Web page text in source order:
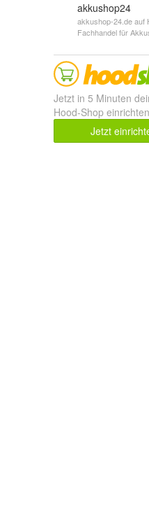
akkushop24
akkushop-24.de auf
Fachhandel für
Jetzt in 5 Minuten
Hood-Shop
Jetzt